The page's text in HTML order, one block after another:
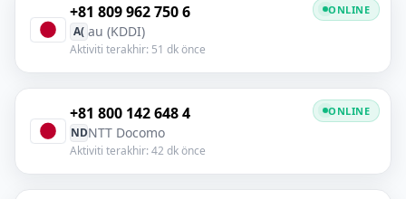
+81 809 962 750 6
A( au (KDDI)
Aktiviti terakhir: 51 dk önce
ONLINE
+81 800 142 648 4
NDNTT Docomo
Aktiviti terakhir: 42 dk önce
ONLINE